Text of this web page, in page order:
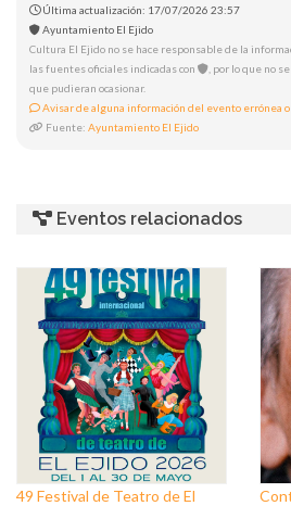
Última actualización: 17/07/2026 23:57
Ayuntamiento El Ejido
Cultura El Ejido no se hace responsable de la
las fuentes oficiales indicadas con
, por lo que no
que pudieran ocasionar.
Avisar de alguna información del evento errónea o
Fuente: Ayuntamiento El Ejido
Eventos relacionados
49 Festival de Teatro de El